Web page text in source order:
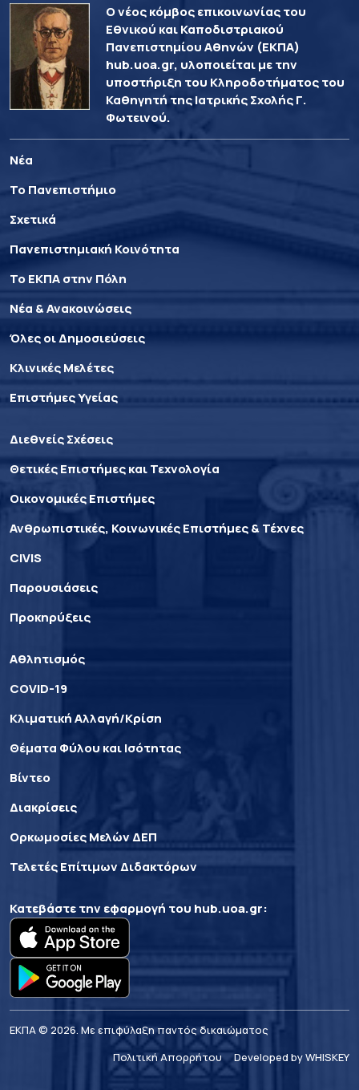
Ο νέος κόμβος επικοινωνίας του
Εθνικού και Καποδιστριακού
Πανεπιστημίου Αθηνών (ΕΚΠΑ)
hub.uoa.gr, υλοποιείται με την
υποστήριξη του Κληροδοτήματος του
Καθηγητή της Ιατρικής Σχολής Γ.
Φωτεινού.
Νέα
Το Πανεπιστήμιο
Σχετικά
Πανεπιστημιακή Κοινότητα
Το ΕΚΠΑ στην Πόλη
Νέα & Ανακοινώσεις
Όλες οι Δημοσιεύσεις
Κλινικές Μελέτες
Επιστήμες Υγείας
Διεθνείς Σχέσεις
Θετικές Επιστήμες και Τεχνολογία
Οικονομικές Επιστήμες
Ανθρωπιστικές, Κοινωνικές Επιστήμες & Τέχνες
CIVIS
Παρουσιάσεις
Προκηρύξεις
Αθλητισμός
COVID-19
Κλιματική Αλλαγή/Κρίση
Θέματα Φύλου και Ισότητας
Βίντεο
Διακρίσεις
Ορκωμοσίες Μελών ΔΕΠ
Τελετές Επίτιμων Διδακτόρων
Κατεβάστε την εφαρμογή του hub.uoa.gr:
ΕΚΠΑ © 2026. Με επιφύλαξη παντός δικαιώματος
Πολιτική Απορρήτου
Developed by WHISKEY